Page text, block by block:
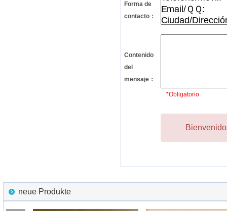
Forma de
contacto：
Contenido
del
mensaje：
*Obligatorio
neue Produkte